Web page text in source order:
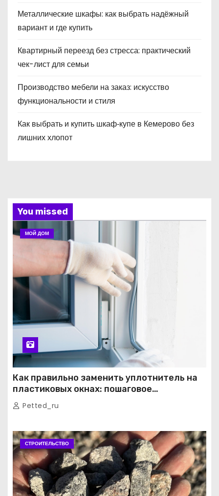
Металлические шкафы: как выбрать надёжный
вариант и где купить
Квартирный переезд без стресса: практический
чек-лист для семьи
Производство мебели на заказ: искусство
функциональности и стиля
Как выбрать и купить шкаф‑купе в Кемерово без
лишних хлопот
You missed
МОЙ ДОМ
Как правильно заменить уплотнитель на
пластиковых окнах: пошаговое
руководство от экспертов
Petted_ru
СТРОИТЕЛЬСТВО